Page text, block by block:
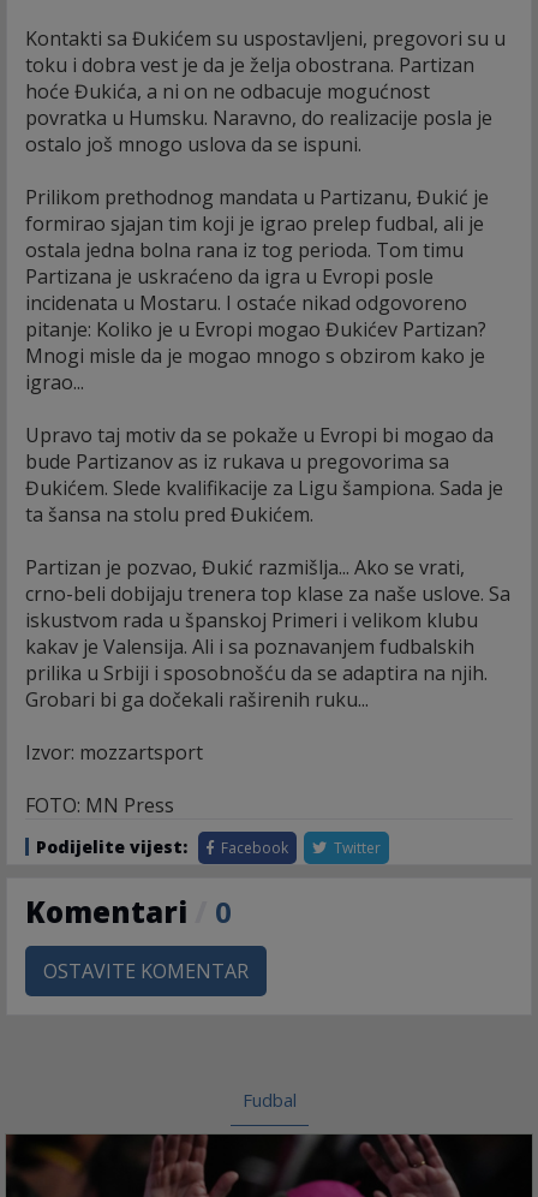
Kontakti sa Đukićem su uspostavljeni, pregovori su u
toku i dobra vest je da je želja obostrana. Partizan
hoće Đukića, a ni on ne odbacuje mogućnost
povratka u Humsku. Naravno, do realizacije posla je
ostalo još mnogo uslova da se ispuni.
Prilikom prethodnog mandata u Partizanu, Đukić je
formirao sjajan tim koji je igrao prelep fudbal, ali je
ostala jedna bolna rana iz tog perioda. Tom timu
Partizana je uskraćeno da igra u Evropi posle
incidenata u Mostaru. I ostaće nikad odgovoreno
pitanje: Koliko je u Evropi mogao Đukićev Partizan?
Mnogi misle da je mogao mnogo s obzirom kako je
igrao...
Upravo taj motiv da se pokaže u Evropi bi mogao da
bude Partizanov as iz rukava u pregovorima sa
Đukićem. Slede kvalifikacije za Ligu šampiona. Sada je
ta šansa na stolu pred Đukićem.
Partizan je pozvao, Đukić razmišlja... Ako se vrati,
crno-beli dobijaju trenera top klase za naše uslove. Sa
iskustvom rada u španskoj Primeri i velikom klubu
kakav je Valensija. Ali i sa poznavanjem fudbalskih
prilika u Srbiji i sposobnošću da se adaptira na njih.
Grobari bi ga dočekali raširenih ruku...
Izvor: mozzartsport
FOTO: MN Press
Podijelite vijest: Facebook Twitter
Komentari 0
OSTAVITE KOMENTAR
Fudbal